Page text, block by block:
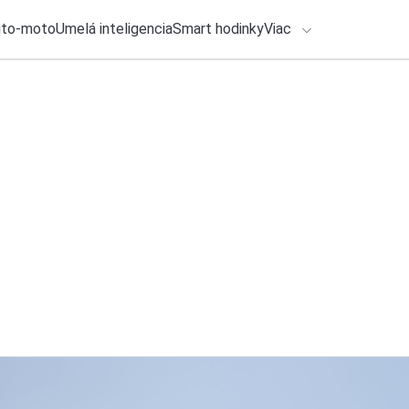
motoUmelá inteligenciaSmart hodinkyViac